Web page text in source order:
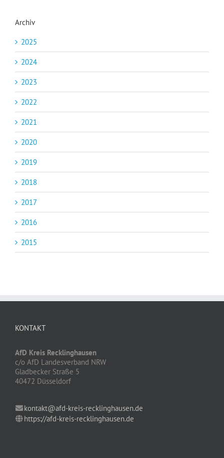
Archiv
2025
2024
2023
2022
2021
2020
2019
2018
2017
2016
2015
KONTAKT
AfD Kreis Recklinghausen
c/o AfD Landesverband NRW
Gladbecker Straße 5
40472 Düsseldorf
kontakt@afd-kreis-recklinghausen.de
https://afd-kreis-recklinghausen.de